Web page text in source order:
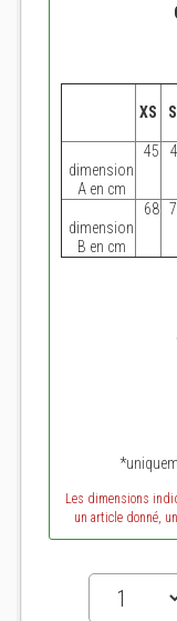
XS S
dimension
A en cm
45
dimension
B en cm
68
Les dimensions
un article donné,